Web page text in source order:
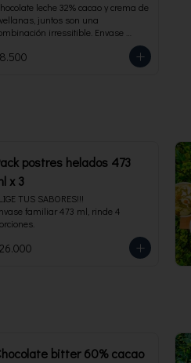
leche 32% cacao y crema de
juntos son una
irressitible. Envase
postres helados 473
x 3
TUS SABORES!!!
familiar 473 ml, rinde 4
bitter 60% cacao